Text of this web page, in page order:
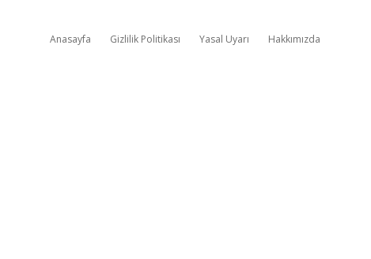
Anasayfa Gizlilik Politikası Yasal Uyarı Hakkımızda